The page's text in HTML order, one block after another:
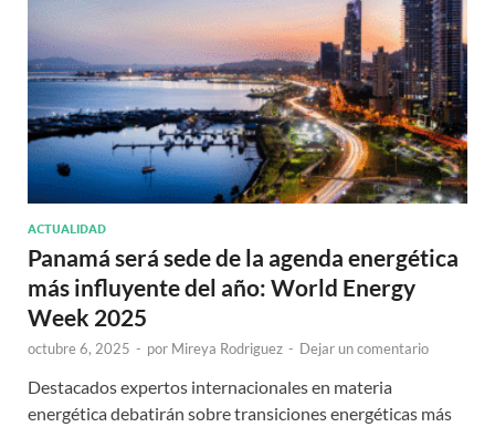
ACTUALIDAD
Panamá será sede de la agenda energética
más influyente del año: World Energy
Week 2025
octubre 6, 2025 - por Mireya Rodriguez - Dejar un comentario
Destacados expertos internacionales en materia
energética debatirán sobre transiciones energéticas más